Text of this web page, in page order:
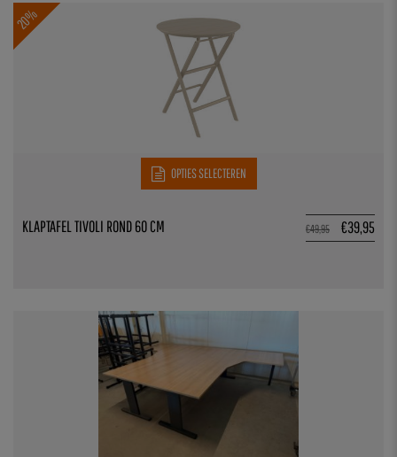
20%
OPTIES SELECTEREN
€49,95 €39,95
KLAPTAFEL TIVOLI ROND 60 CM